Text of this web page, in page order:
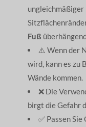
Fuß
⚠️ Wenn der
wird, kann es zu
Wände kommen.
❌ Die
birgt die Gefahr
✅ Passen